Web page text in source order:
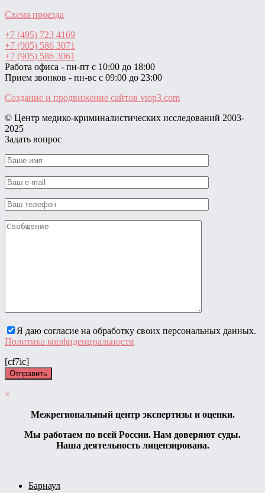
Схема проезда
+7 (495) 723 4169
+7 (905) 586 3071
+7 (905) 586 3061
Работа офиса - пн-пт с 10:00 до 18:00
Прием звонков - пн-вс с 09:00 до 23:00
Создание и продвижение сайтов vtop3.com
© Центр медико-криминалистических исследований ‎2003-
2025
Задать вопрос
Я даю согласие на обработку своих персональных данных.
Политика конфиденциальности
[cf7ic]
×
Межрегиональный центр экспертизы и оценки.
Мы работаем по всей России. Нам доверяют суды.
Наша деятельность лицензирована.
Барнаул